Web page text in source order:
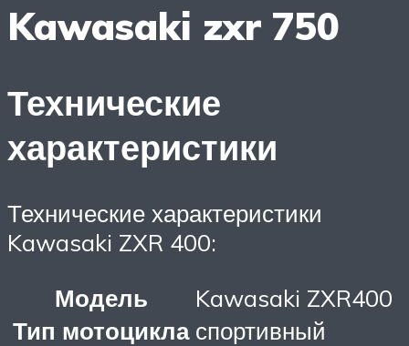
Kawasaki zxr 750
Технические
характеристики
Технические характеристики
Kawasaki ZXR 400:
Модель
Kawasaki ZXR400
Тип мотоцикла спортивный